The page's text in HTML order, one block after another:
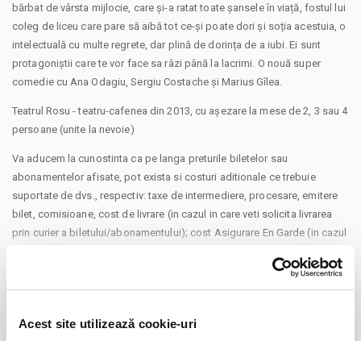
Acest site utilizează cookie-uri
bărbat de vârsta mijlocie, care și-a ratat toate șansele în viață, fostul lui
coleg de liceu care pare să aibă tot ce-și poate dori și soția acestuia, o
intelectuală cu multe regrete, dar plină de dorința de a iubi. Ei sunt
protagoniștii care te vor face sa râzi până la lacrimi. O nouă super
comedie cu Ana Odagiu, Sergiu Costache și Marius Gîlea.
Teatrul Rosu - teatru-cafenea din 2013, cu așezare la mese de 2, 3 sau 4
persoane (unite la nevoie)
Va aducem la cunostinta ca pe langa preturile biletelor sau
abonamentelor afisate, pot exista si costuri aditionale ce trebuie
suportate de dvs., respectiv: taxe de intermediere, procesare, emitere
bilet, comisioane, cost de livrare (in cazul in care veti solicita livrarea
prin curier a biletului/abonamentului); cost Asigurare En Garde (in cazul
Prin cumpararea unui bilet sau abonament de pe site-ul nostru Bilete.ro,
eveniment, precum siTermenii si Conditiile